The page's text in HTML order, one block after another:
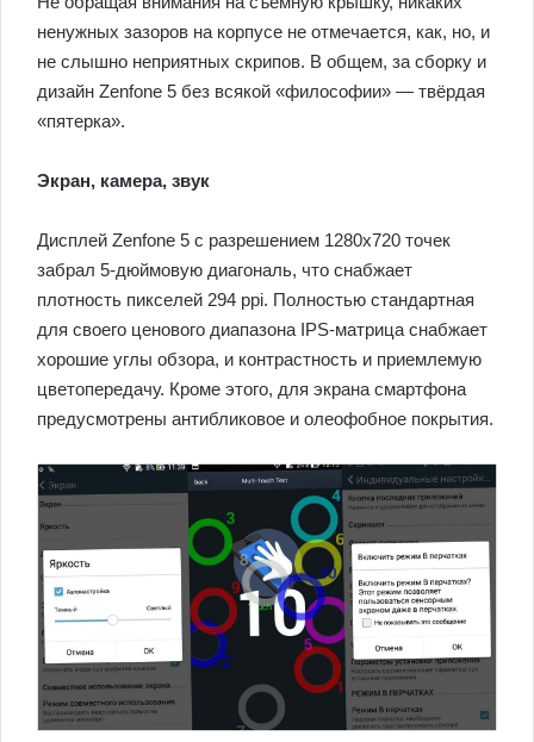
ненужных зазоров на корпусе не отмечается, как, но, и
не слышно неприятных скрипов. В общем, за сборку и
дизайн Zenfone 5 без всякой «философии» — твёрдая
«пятерка».
Экран, камера, звук
Дисплей Zenfone 5 с разрешением 1280х720 точек
забрал 5-дюймовую диагональ, что снабжает
плотность пикселей 294 ppi. Полностью стандартная
для своего ценового диапазона IPS-матрица снабжает
хорошие углы обзора, и контрастность и приемлемую
цветопередачу. Кроме этого, для экрана смартфона
предусмотрены антибликовое и олеофобное покрытия.